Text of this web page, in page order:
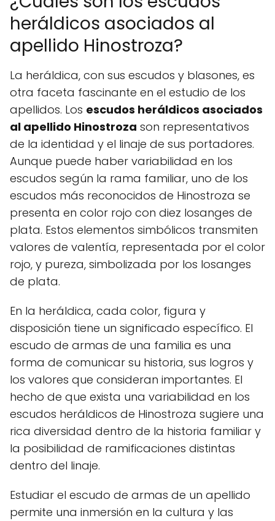
heráldicos asociados al
apellido Hinostroza?
La heráldica, con sus escudos y blasones, es
otra faceta fascinante en el estudio de los
apellidos. Los escudos heráldicos asociados
al apellido Hinostroza son representativos
de la identidad y el linaje de sus portadores.
Aunque puede haber variabilidad en los
escudos según la rama familiar, uno de los
escudos más reconocidos de Hinostroza se
presenta en color rojo con diez losanges de
plata. Estos elementos simbólicos transmiten
valores de valentía, representada por el color
rojo, y pureza, simbolizada por los losanges
de plata.
En la heráldica, cada color, figura y
disposición tiene un significado específico. El
escudo de armas de una familia es una
forma de comunicar su historia, sus logros y
los valores que consideran importantes. El
hecho de que exista una variabilidad en los
escudos heráldicos de Hinostroza sugiere una
rica diversidad dentro de la historia familiar y
la posibilidad de ramificaciones distintas
dentro del linaje.
Estudiar el escudo de armas de un apellido
permite una inmersión en la cultura y las